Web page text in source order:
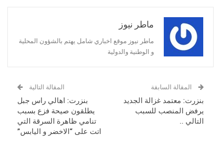
ماطر نيوز
ماطر نيوز موقع اخباري شامل يهتم بالشؤون المحلية
و الوطنية والدولية
المقالة السابقة
بنزرت: معتمد غزالة الجديد
يرفض المنصب للسبب
التالي ..
المقالة التالية
بنزرت: اهالي راس جبل
يطلقون صيحة فزع بسبب
تنامي ظاهرة السرقة التي
اتت على “الاخضر و اليابس”